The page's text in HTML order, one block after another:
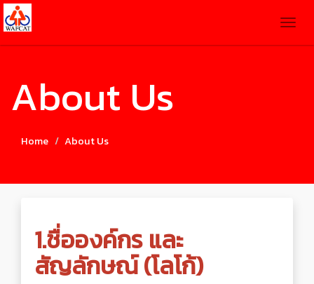
About Us
Home About Us
1.ชื่อองค์กร และ
สัญลักษณ์ (โลโก้)